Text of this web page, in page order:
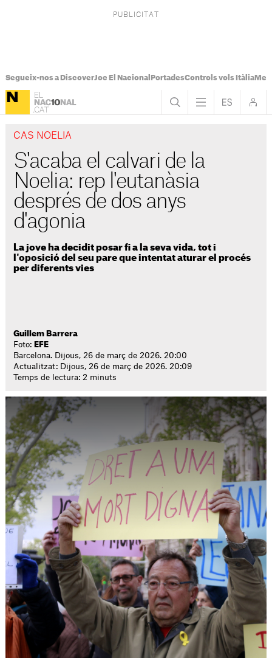
Segueix-nos a DiscoverJoc El Nacional PortadesControls vols Itàlia
CAS NOELIA
S'acaba el calvari de la
Noelia: rep l'eutanàsia
després de dos anys
d'agonia
La jove ha decidit posar fi a la seva vida, tot i
l'oposició del seu pare que intentat aturar el procés
per diferents vies
Guillem Barrera
Foto: EFE
Barcelona. Dijous, 26 de març de 2026. 20:00
Actualitzat: Dijous, 26 de març de 2026. 20:09
Temps de lectura: 2 minuts